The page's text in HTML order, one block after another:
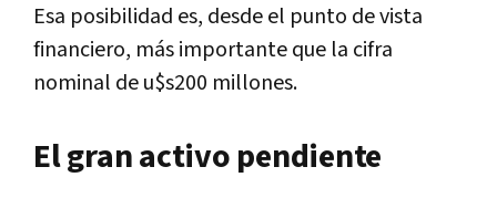
Esa posibilidad es, desde el punto de vista
financiero, más importante que la cifra
nominal de u$s200 millones.
El gran activo pendiente